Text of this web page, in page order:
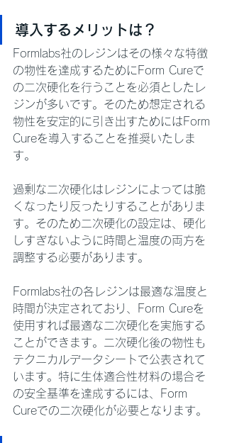
導入するメリットは？
Formlabs社のレジンはその様々な特徴
の物性を達成するためにForm Cureで
の二次硬化を行うことを必須としたレ
ジンが多いです。そのため想定される
物性を安定的に引き出すためにはForm
Cureを導入することを推奨いたしま
す。
過剰な二次硬化はレジンによっては脆
くなったり反ったりすることがありま
す。そのため二次硬化の設定は、硬化
しすぎないように時間と温度の両方を
調整する必要があります。
Formlabs社の各レジンは最適な温度と
時間が決定されており、Form Cureを
使用すれば最適な二次硬化を実施する
ことができます。二次硬化後の物性も
テクニカルデータシートで公表されて
います。特に生体適合性材料の場合そ
の安全基準を達成するには、Form
Cureでの二次硬化が必要となります。